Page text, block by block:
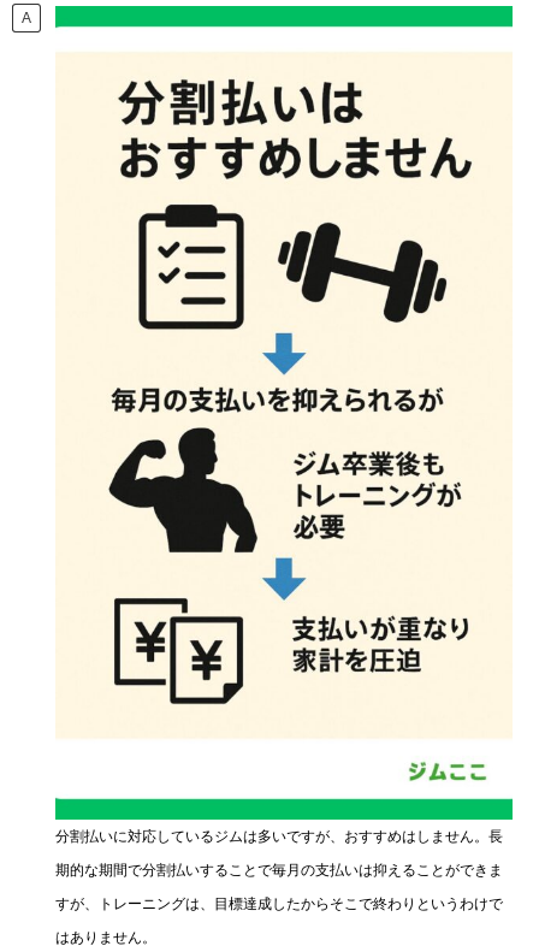
分割払いに対応しているジムは多いですが、おすすめはしません。長
期的な期間で分割払いすることで毎月の支払いは抑えることができま
すが、トレーニングは、目標達成したからそこで終わりというわけで
はありません。